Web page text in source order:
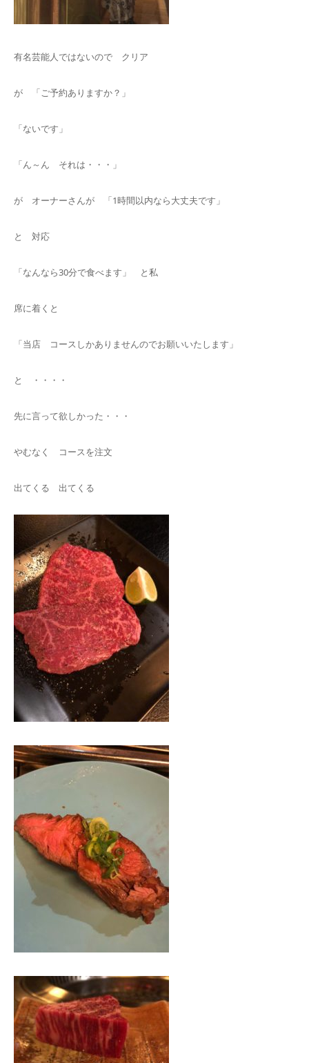
有名芸能人ではないので クリア
が 「ご予約ありますか？」
「ないです」
「ん～ん それは・・・」
が オーナーさんが 「1時間以内なら大丈夫です」
と 対応
「なんなら30分で食べます」 と私
席に着くと
「当店 コースしかありませんのでお願いいたします」
と ・・・・
先に言って欲しかった・・・
やむなく コースを注文
出てくる 出てくる